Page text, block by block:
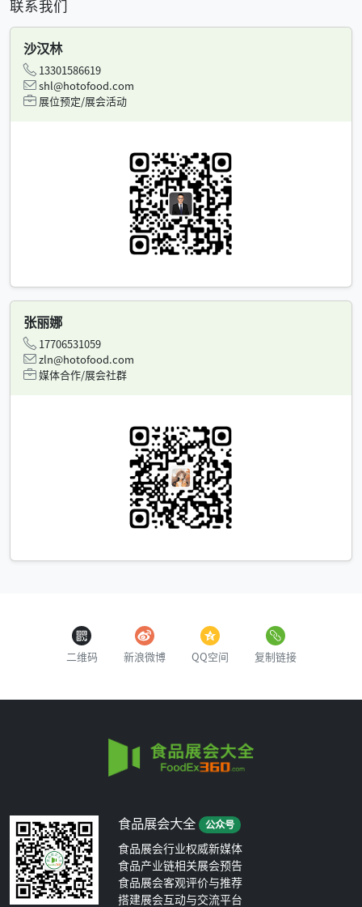
联系我们
沙汉林
13301586619
shl@hotofood.com
展位预定/展会活动
张丽娜
17706531059
zln@hotofood.com
媒体合作/展会社群
二维码 新浪微博 QQ空间 复制链接
食品展会大全 公众号
食品展会行业权威新媒体
食品产业链相关展会预告
食品展会客观评价与推荐
搭建展会互动与交流平台